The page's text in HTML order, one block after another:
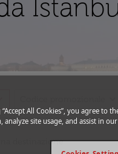
“Accept All Cookies”, you agree to
analyze site usage, and assist in